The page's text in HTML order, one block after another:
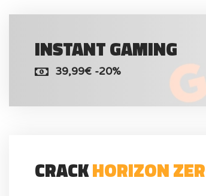
INSTANT GAMING
39,99€ -20%
CRACKHORIZON